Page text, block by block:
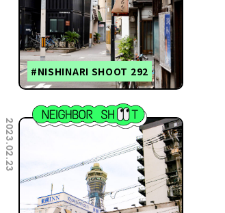
#NISHINARI SHOOT 292
2023.02.23